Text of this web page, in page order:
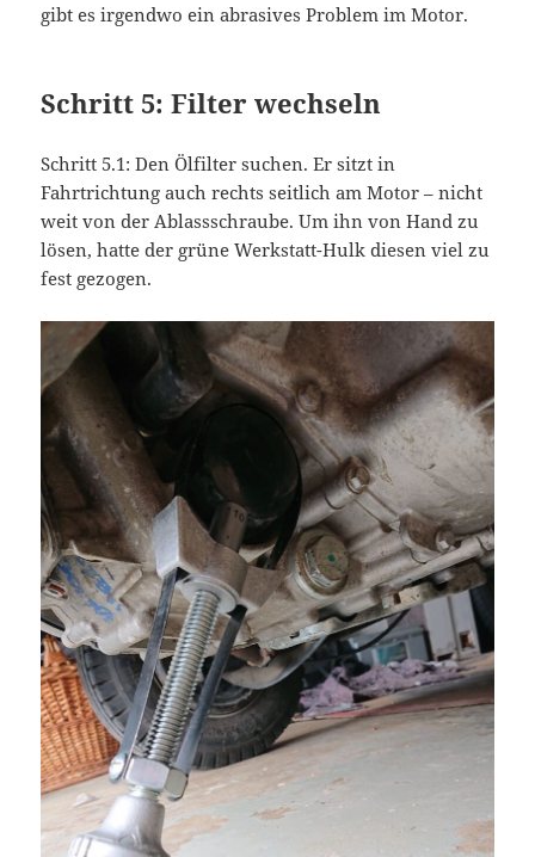
gibt es irgendwo ein abrasives Problem im Motor.
Schritt 5: Filter wechseln
Schritt 5.1: Den Ölfilter suchen. Er sitzt in
Fahrtrichtung auch rechts seitlich am Motor – nicht
weit von der Ablassschraube. Um ihn von Hand zu
lösen, hatte der grüne Werkstatt-Hulk diesen viel zu
fest gezogen.